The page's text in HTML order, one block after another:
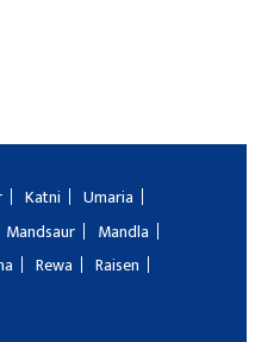
Katni
Umaria
Mandsaur
Mandla
Rewa
Raisen